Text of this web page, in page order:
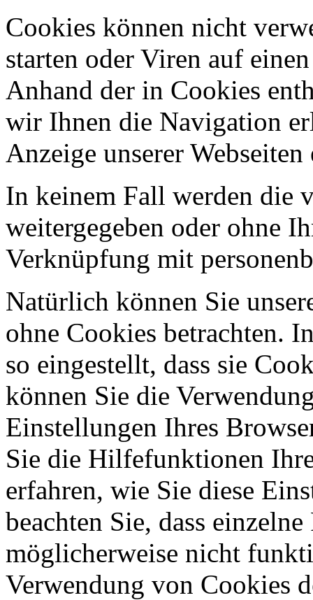
Cookies können nicht
starten oder Viren auf
Anhand der in Cookies
wir Ihnen die Navigation
Anzeige unserer
In keinem Fall werden die
weitergegeben oder ohne
Verknüpfung mit
Natürlich können Sie
ohne Cookies betrachten.
so eingestellt, dass sie
können Sie die
Einstellungen Ihres
Sie die Hilfefunktionen
erfahren, wie Sie diese
beachten Sie, dass
möglicherweise nicht
Verwendung von Cookies